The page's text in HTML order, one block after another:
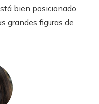
bien posicionado
grandes figuras de